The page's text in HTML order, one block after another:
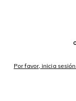
Por favor, inicia